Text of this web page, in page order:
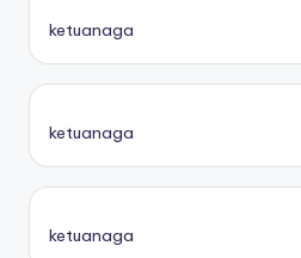
ketuanaga
ketuanaga
ketuanaga